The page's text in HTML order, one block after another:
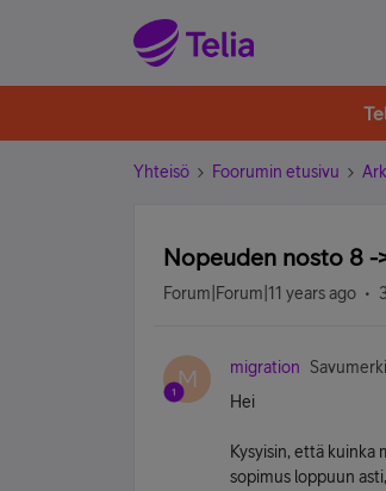
Yhteisö Foorumin etusivu
Nopeuden nosto 8 -
Forum|Forum|11 years ago
M migration
Hei
Kysyisin, että kuinka
sopimus loppuun